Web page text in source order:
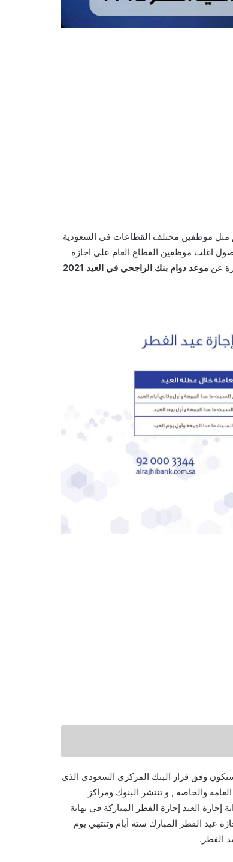
متل موظفين مختلف القطاعات في السعودية
في ظل حصول اغلب موظفين القطاع العام على اجازة
عن موعد دوام بنك الراجحي في العيد 2021
ستكون وفق قرار البنك المركزي السعودي الذي
والخاصة , و تنتشر البنوك ومراكز
العيد إجازة الفطر المباركة في نهاية
28 رمضان 1442 هـ. 10 مايو 2021 ، وتستمر إجازة عيد الفطر المبارك ستة أيام وتنتهي يوم